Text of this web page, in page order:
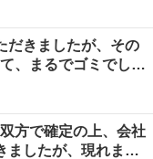
だきましたが、その
、まるでゴミでし
えるゴミに出しま
ますか？ これから
方で確定の上、会社
ましたが、現れませ